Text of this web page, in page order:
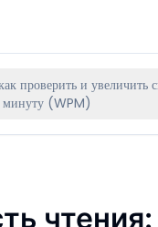
проверить и увеличить
минуту (WPM)
чтения: